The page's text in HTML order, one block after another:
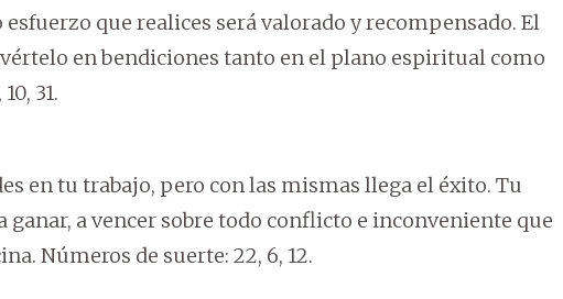
que realices será valorado y recompensado. El
en bendiciones tanto en el plano espiritual como
31.
en tu trabajo, pero con las mismas llega el éxito. Tu
a vencer sobre todo conflicto e inconveniente que
Números de suerte: 22, 6, 12.